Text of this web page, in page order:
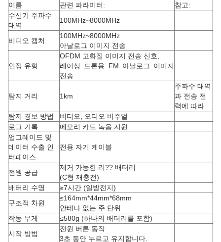
이름 관련 파라미터:
참고:
수신기 주파수
대역
100MHz~8000MHz
비디오 캡처
100MHz~8000MHz
아날로그 이미지 전송
인정 유형
OFDM 고화질 이미지 전송 신호,
레이싱 드론용 FM 아날로그 이미지
전송
탐지 거리 1km
주파수 대역
과 전송 전
력에 따라
탐지 경보 방법
비디오, 오디오 비주얼
로그 기록
메모리 카드 녹음 지원
업그레이드 및
데이터 수출 인
터페이스
전용 자기 케이블
전원 공급
제거 가능한 리?? 배터리
(C형 재충전)
배터리 수명
≥7시간 (일방전지)
구조적 차원
≤164mm*44mm*68mm
안테나 없는 주 단위
작동 무게
≤580g (하나의 배터리를 포함)
시작 방법
전원 버튼 동작
3초 동안 누르고 유지합니다.